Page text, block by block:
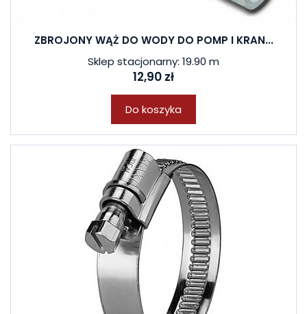
ZBROJONY WĄŻ DO WODY DO POMP I KRAN...
Sklep stacjonarny: 19.90 m
12,90 zł
Do koszyka